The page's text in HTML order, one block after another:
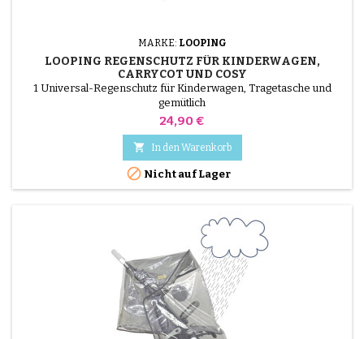
MARKE: LOOPING
LOOPING REGENSCHUTZ FÜR KINDERWAGEN,
CARRYCOT UND COSY
1 Universal-Regenschutz für Kinderwagen, Tragetasche und
gemütlich
Preis
24,90 €
 In den Warenkorb
 Nicht auf Lager